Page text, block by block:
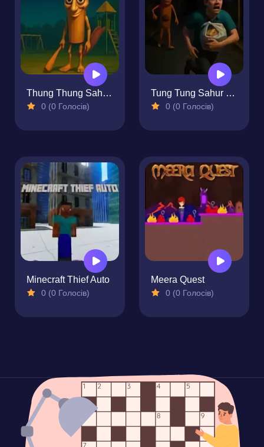
Thung Thung Sahur Playgrounds Escape
0 (0 Голосів)
Tung Tung Sahur Midnight Terror
0 (0 Голосів)
Minecraft Thief Auto
0 (0 Голосів)
Meera Quest
0 (0 Голосів)